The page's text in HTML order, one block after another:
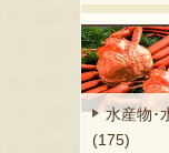
水産物･
(175)